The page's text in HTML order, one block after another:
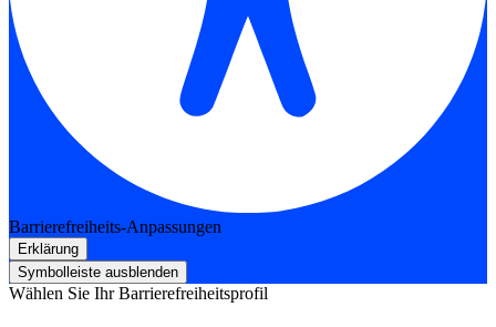
Barrierefreiheits-Anpassungen
Erklärung
Symbolleiste ausblenden
Wählen Sie Ihr Barrierefreiheitsprofil